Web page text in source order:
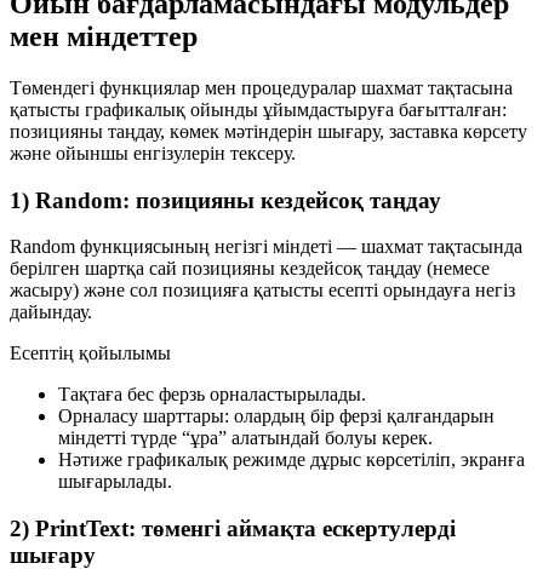
мен міндеттер
Төмендегі функциялар мен процедуралар шахмат тақтасына
қатысты графикалық ойынды ұйымдастыруға бағытталған:
позицияны таңдау, көмек мәтіндерін шығару, заставка көрсету
және ойыншы енгізулерін тексеру.
1) Random: позицияны кездейсоқ таңдау
Random функциясының негізгі міндеті — шахмат тақтасында
берілген шартқа сай позицияны кездейсоқ таңдау (немесе
жасыру) және сол позицияға қатысты есепті орындауға негіз
дайындау.
Есептің қойылымы
Тақтаға бес ферзь орналастырылады.
Орналасу шарттары: олардың бір ферзі қалғандарын
міндетті түрде “ұра” алатындай болуы керек.
Нәтиже графикалық режимде дұрыс көрсетіліп, экранға
шығарылады.
2) PrintText: төменгі аймақта ескертулерді
шығару